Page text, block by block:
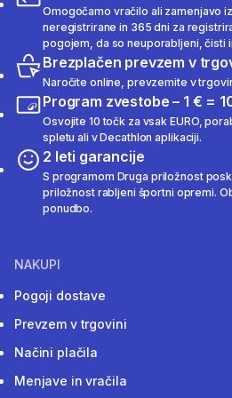
Omogočamo vračilo ali zamenjavo
neregistrirane in 365 dni za
pogojem, da so neuporabljeni, čisti
Brezplačen prevzem v
Naročite online, prevzemite v
Program zvestobe – 1 € =
Osvojite 10 točk za vsak EURO,
spletu ali v Decathlon aplikaciji.
2 leti garancije
S programom Druga priložnost
priložnost rabljeni športni opremi.
ponudbo.
NAKUPI
Pogoji dostave
Prevzem v trgovini
Načini plačila
Menjave in vračila